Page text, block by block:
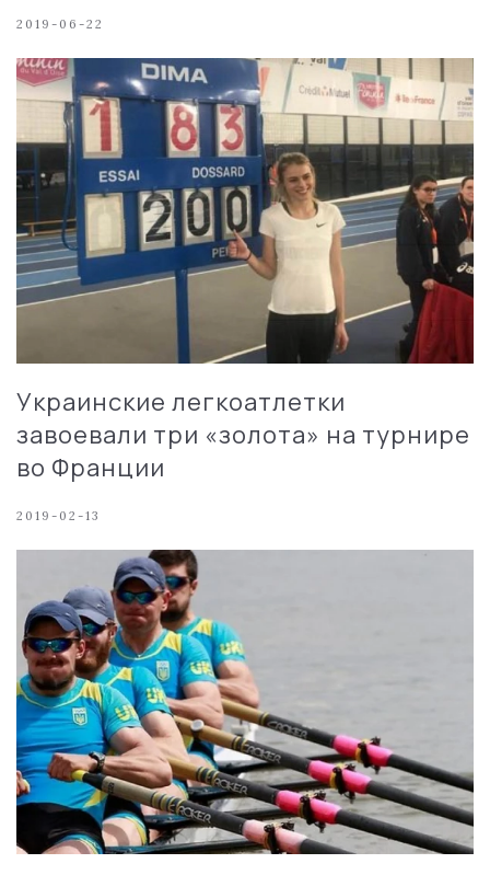
2019-06-22
Украинские легкоатлетки
завоевали три «золота» на турнире
во Франции
2019-02-13